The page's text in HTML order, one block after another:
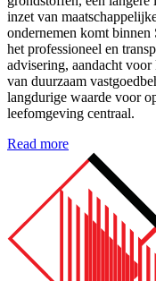
inzet van
ondernemen komt
het professioneel en
advisering, aandacht
van duurzaam
langdurige waarde voor
leefomgeving centraal.
Read more